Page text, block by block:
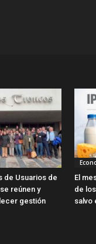
de Usuarios de
reúnen y
gestión
El
de
salvo